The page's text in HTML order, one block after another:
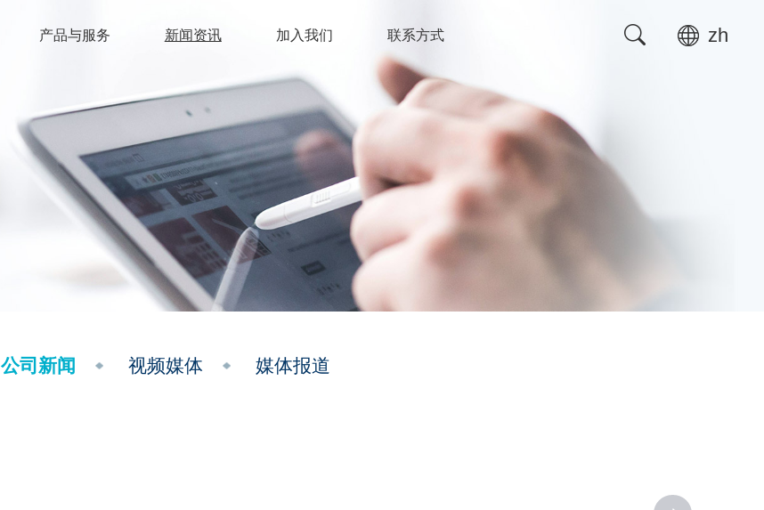
产品与服务 新闻资讯 加入我们 联系方式 zh
公司新闻 视频媒体 媒体报道